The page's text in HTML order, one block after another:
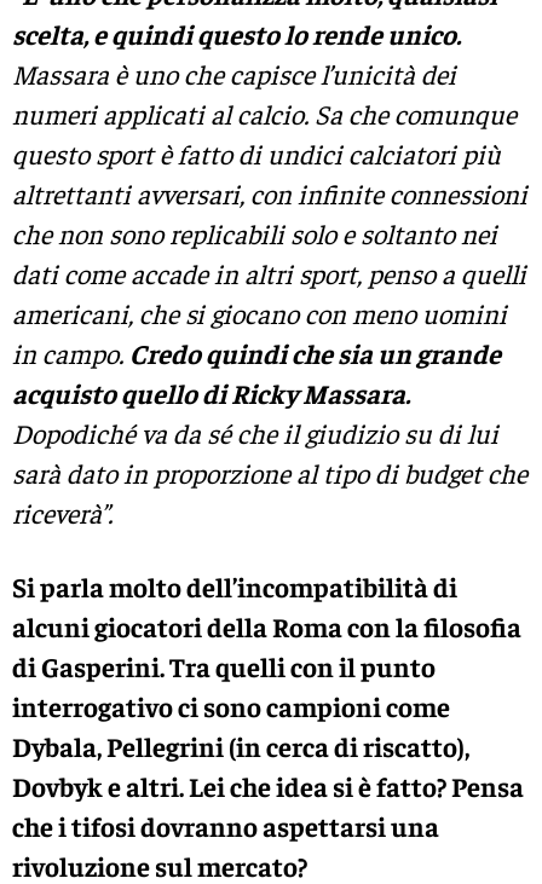
scelta, e quindi questo lo rende unico.
Massara è uno che capisce l’unicità dei
numeri applicati al calcio. Sa che comunque
questo sport è fatto di undici calciatori più
altrettanti avversari, con infinite connessioni
che non sono replicabili solo e soltanto nei
dati come accade in altri sport, penso a quelli
americani, che si giocano con meno uomini
in campo. Credo quindi che sia un grande
acquisto quello di Ricky Massara.
Dopodiché va da sé che il giudizio su di lui
sarà dato in proporzione al tipo di budget che
riceverà”.
Si parla molto dell’incompatibilità di
alcuni giocatori della Roma con la filosofia
di Gasperini. Tra quelli con il punto
interrogativo ci sono campioni come
Dybala, Pellegrini (in cerca di riscatto),
Dovbyk e altri. Lei che idea si è fatto? Pensa
che i tifosi dovranno aspettarsi una
rivoluzione sul mercato?